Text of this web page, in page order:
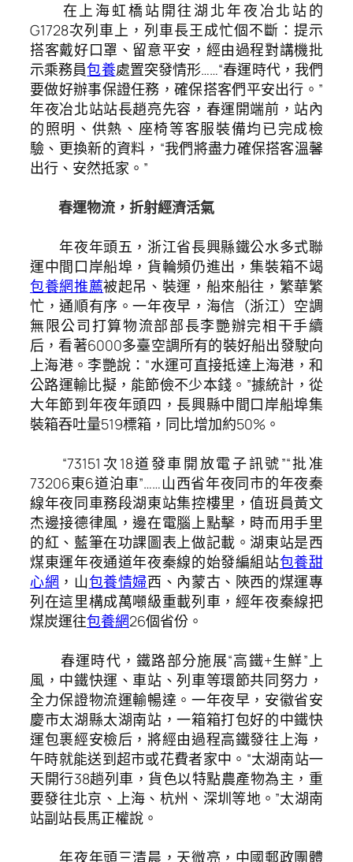
在上海虹橋站開往湖北年夜冶北站的
G1728次列車上，列車長王成忙個不斷：提示
搭客戴好口罩、留意平安，經由過程對講機批
示乘務員包養處置突發情形……“春運時代，我們
要做好辦事保證任務，確保搭客們平安出行。”
年夜冶北站站長趙亮先容，春運開端前，站內
的照明、供熱、座椅等客服裝備均已完成檢
驗、更換新的資料，“我們將盡力確保搭客溫馨
出行、安然抵家。”
春運物流，折射經濟活氣
年夜年頭五，浙江省長興縣鐵公水多式聯
運中間口岸船埠，貨輪頻仍進出，集裝箱不竭
包養網推薦被起吊、裝運，船來船往，繁華繁
忙，通順有序。一年夜早，海信（浙江）空調
無限公司打算物流部部長李艷辦完相干手續
后，看著6000多臺空調所有的裝好船出發駛向
上海港。李艷說：“水運可直接抵達上海港，和
公路運輸比擬，能節儉不少本錢。”據統計，從
大年節到年夜年頭四，長興縣中間口岸船埠集
裝箱吞吐量519標箱，同比增加約50%。
“73151次18道發車開放電子訊號”“批准
73206東6道泊車”……山西省年夜同市的年夜秦
線年夜同車務段湖東站集控樓里，值班員黃文
杰邊接德律風，邊在電腦上點擊，時而用手里
的紅、藍筆在功課圖表上做記載。湖東站是西
煤東運年夜通道年夜秦線的始發編組站包養甜
心網 ，山包養情婦西、內蒙古、陜西的煤運專
列在這里構成萬噸級重載列車，經年夜秦線把
煤炭運往包養網26個省份。
春運時代，鐵路部分施展“高鐵+生鮮”上
風，中鐵快運、車站、列車等環節共同努力，
全力保證物流運輸暢達。一年夜早，安徽省安
慶市太湖縣太湖南站，一箱箱打包好的中鐵快
運包裹經安檢后，將經由過程高鐵發往上海，
午時就能送到超市或花費者家中。“太湖南站一
天開行38趟列車，貨色以特點農產物為主，重
要發往北京、上海、杭州、深圳等地。”太湖南
站副站長馬正權說。
年夜年頭三清晨，天微亮，中國郵政團體